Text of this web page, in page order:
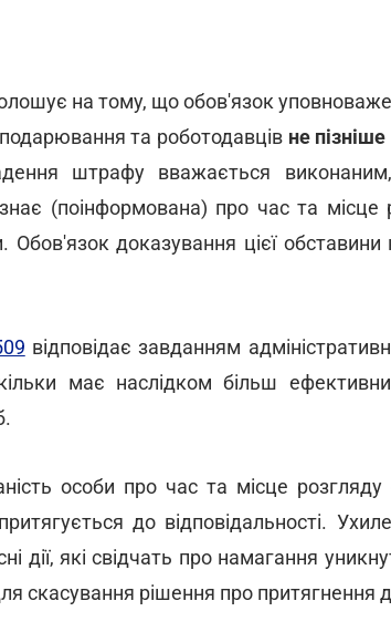
на тому, що обов'язок
та роботодавців не
штрафу вважається
знає (поінформована) про час та місце
Обов'язок доказування цієї
відповідає завданням
має наслідком більш
особи про час та місце
до відповідальності.
дії, які свідчать про намагання
скасування рішення про притягнення